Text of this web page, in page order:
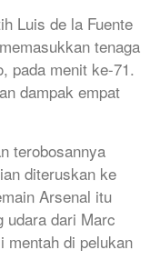
Luis de la Fuente
tenaga
pada menit ke-71.
dampak empat
terobosannya
diteruskan ke
Arsenal itu
udara dari Marc
mentah di pelukan